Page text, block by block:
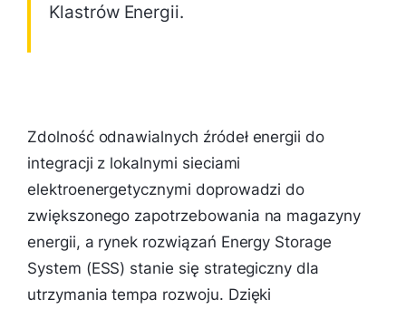
Klastrów Energii.
Zdolność odnawialnych źródeł energii do
integracji z lokalnymi sieciami
elektroenergetycznymi doprowadzi do
zwiększonego zapotrzebowania na magazyny
energii, a rynek rozwiązań Energy Storage
System (ESS) stanie się strategiczny dla
utrzymania tempa rozwoju. Dzięki